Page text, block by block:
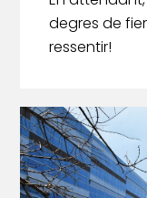
degres de
ressentir!